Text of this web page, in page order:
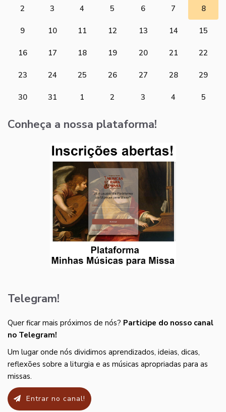
2 3 4 5 6 7 8
9 10 11 12 13 14 15
16 17 18 19 20 21 22
23 24 25 26 27 28 29
30 31 1 2 3 4 5
Conheça a nossa plataforma!
Telegram!
Quer ficar mais próximos de nós? Participe do nosso canal
no Telegram!
Um lugar onde nós dividimos aprendizados, ideias, dicas,
reflexões sobre a liturgia e as músicas apropriadas para as
missas.
Entrar no canal!